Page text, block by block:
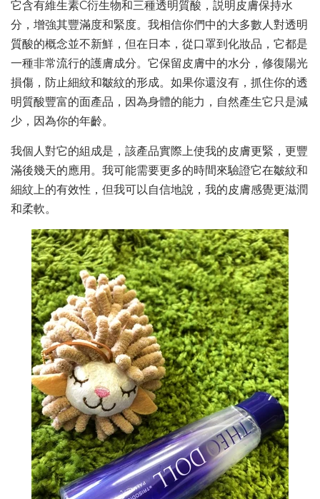
它含有維生素C衍生物和三種透明質酸，説明皮膚保持水
分，增強其豐滿度和緊度。我相信你們中的大多數人對透明
質酸的概念並不新鮮，但在日本，從口罩到化妝品，它都是
一種非常流行的護膚成分。它保留皮膚中的水分，修復陽光
損傷，防止細紋和皺紋的形成。如果你還沒有，抓住你的透
明質酸豐富的面產品，因為身體的能力，自然產生它只是減
少，因為你的年齡。
我個人對它的組成是，該產品實際上使我的皮膚更緊，更豐
滿後幾天的應用。我可能需要更多的時間來驗證它在皺紋和
細紋上的有效性，但我可以自信地說，我的皮膚感覺更滋潤
和柔軟。